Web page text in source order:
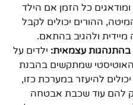
ומודאגים כל הזמן אם הילד
ההורים יכולים לקבל
ולהגיב בהתאם.
עצמאית: ילדים על
שמתקשים בהבנת
יכולים להיעזר במערכת כזו,
להם עוד שכבת אבטחה